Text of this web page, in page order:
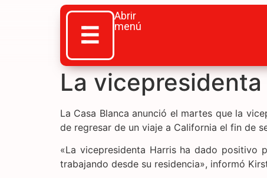
Abrir
menú
La
La Casa Blanca anunció el martes que la
de regresar de un viaje a California el fin de
«La vicepresidenta Harris ha dado positivo
trabajando desde su residencia», informó